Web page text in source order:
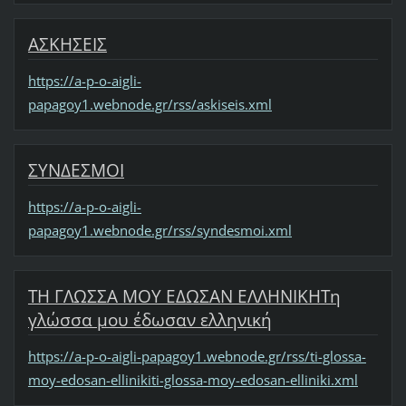
ΑΣΚΗΣΕΙΣ
https://a-p-o-aigli-
papagoy1.webnode.gr/rss/askiseis.xml
ΣΥΝΔΕΣΜΟΙ
https://a-p-o-aigli-
papagoy1.webnode.gr/rss/syndesmoi.xml
ΤΗ ΓΛΩΣΣΑ ΜΟΥ ΕΔΩΣΑΝ ΕΛΛΗΝΙΚΗΤη
γλώσσα μου έδωσαν ελληνική
https://a-p-o-aigli-papagoy1.webnode.gr/rss/ti-glossa-
moy-edosan-ellinikiti-glossa-moy-edosan-elliniki.xml